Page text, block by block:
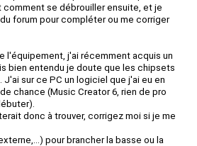
se débrouiller ensuite, et je
forum pour compléter ou me corriger
l'équipement, j'ai récemment acquis un
bien entendu je doute que les chipsets
sur ce PC un logiciel que j'ai eu en
chance (Music Creator 6, rien de pro
donc à trouver, corrigez moi si je me
pour brancher la basse ou la